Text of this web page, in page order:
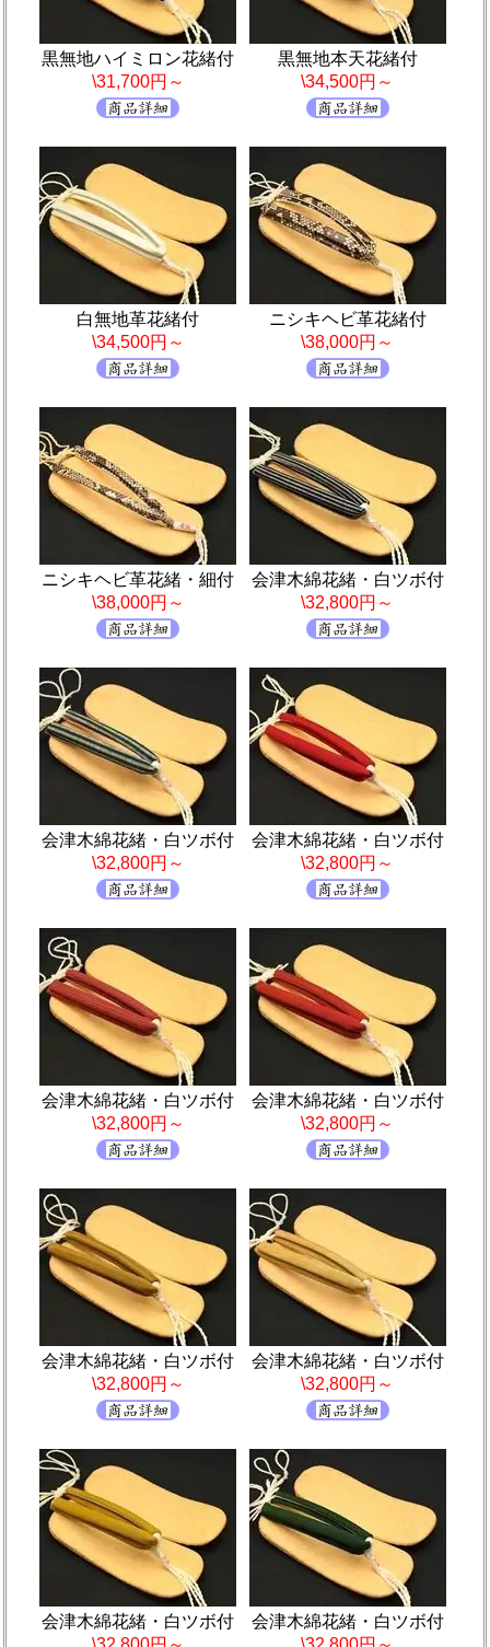
黒無地ハイミロン花緒付
\31,700円～
黒無地本天花緒付
\34,500円～
白無地革花緒付
\34,500円～
ニシキヘビ革花緒付
\38,000円～
ニシキヘビ革花緒・細付
\38,000円～
会津木綿花緒・白ツボ付
\32,800円～
会津木綿花緒・白ツボ付
\32,800円～
会津木綿花緒・白ツボ付
\32,800円～
会津木綿花緒・白ツボ付
\32,800円～
会津木綿花緒・白ツボ付
\32,800円～
会津木綿花緒・白ツボ付
\32,800円～
会津木綿花緒・白ツボ付
\32,800円～
会津木綿花緒・白ツボ付
会津木綿花緒・白ツボ付